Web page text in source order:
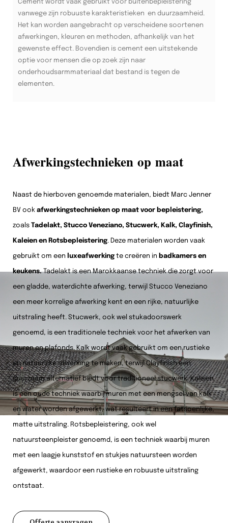
Cement wordt vaak gebruikt voor buitenbepleistering
vanwege zijn robuuste karakteristieken en duurzaamheid.
Het kan worden aangebracht op verscheidene soortenen
afwerkingen, kleuren en methoden, afhankelijk van het
gewenste effect. Bovendien is cement een uitstekende
optie voor mensen die op zoek zijn naar
onderhoudsarmmateriaal dat bestand is tegen de
elementen.
Afwerkingstechnieken op maat
Naast de hierboven genoemde materialen, biedt Marc Jenner
BV ook afwerkingstechnieken op maat voor bepleistering,
zoals Tadelakt, Stucco Veneziano, Stucwerk, Kalk, Clayfinish,
Kaleien en Rotsbepleistering. Deze materialen worden vaak
gebruikt om een luxeafwerking te creëren in badkamers en
keukens.Tadelakt is een Marokkaanse techniek die zorgt voor
een gladde, waterdichte afwerking, terwijl Stucco Veneziano
een meer korrelige afwerking kent en een rijke, natuurlijke
uitstraling heeft. Stucwerk, ook wel stukadoorswerk
genoemd, is een traditionele techniek voor het afwerken van
muren en plafonds. Kalk wordt vaak gebruikt om een rustieke
en natuurlijke afwerking te maken, terwijl Clayfinish een
duurzaam alternatief biedt voor traditioneel stucwerk. Kaleien
is een oude techniek waarbij muren met een mengsel van kalk
en water worden afgewerkt, wat resulteert in een fatsoenlijke,
matte uitstraling. Rotsbepleistering, ook wel
natuursteenpleister genoemd, is een techniek waarbij muren
met een laagje kunststof en stukjes natuursteen worden
afgewerkt, waardoor een rustieke en robuuste uitstraling
ontstaat.